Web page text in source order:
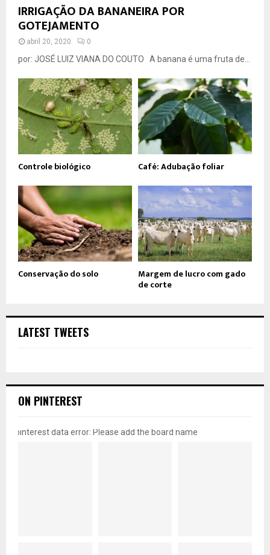
IRRIGAÇÃO DA BANANEIRA POR
GOTEJAMENTO
abril 20, 2020 0
por: JOSÉ LUIZ VIANA DO COUTO A banana é uma fruta de...
Controle biológico Café: Adubação foliar
Conservação do solo Margem de lucro com gado
de corte
LATEST TWEETS
ON PINTEREST
pinterest data error: Please add the board name